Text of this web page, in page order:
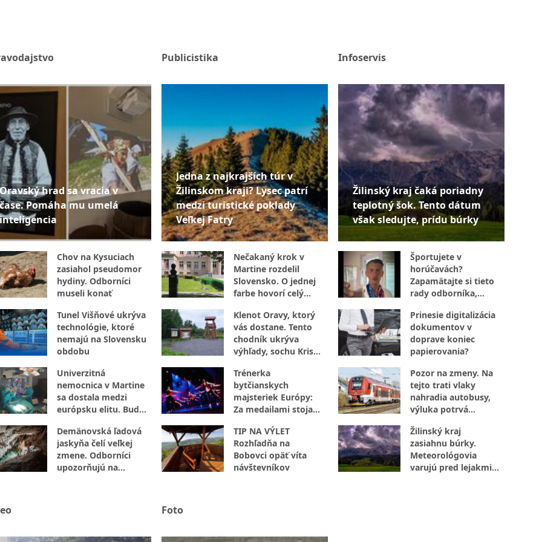
Oravský hrad sa vracia v
čase. Pomáha mu umelá
inteligencia
Chov na Kysuciach
zasiahol pseudomor
hydiny. Odborníci
museli konať
Tunel Višňové ukrýva
technológie, ktoré
nemajú na Slovensku
obdobu
Univerzitná
nemocnica v Martine
sa dostala medzi
európsku elitu. Bude
inteligenciu
Demänovská ľadová
jaskyňa čelí veľkej
zmene. Odborníci
upozorňujú na
Publicistika
Jedna z najkrajších túr v
Žilinskom kraji? Lysec patrí
medzi turistické poklady
Veľkej Fatry
Nečakaný krok v
Martine rozdelil
Slovensko. O jednej
farbe hovorí celý
Klenot Oravy, ktorý
vás dostane. Tento
chodník ukrýva
výhľady, sochu Krista
Trénerka
bytčianskych
majsteriek Európy:
Za medailami stoja
práce
TIP NA VÝLET
Rozhľadňa na
Bobovci opäť víta
návštevníkov
Infoservis
Žilinský kraj čaká poriadny
teplotný šok. Tento dátum
však sledujte, prídu búrky
Športujete v
horúčavách?
Zapamätajte si tieto
rady odborníka,
Prinesie digitalizácia
dokumentov v
doprave koniec
papierovania?
Pozor na zmeny. Na
tejto trati vlaky
nahradia autobusy,
výluka potrvá
Žilinský kraj
zasiahnu búrky.
Meteorológovia
varujú pred lejakmi,
Foto